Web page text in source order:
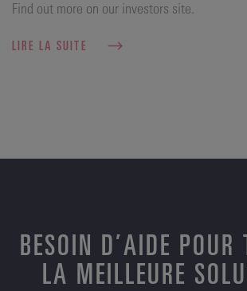
Find out more on our investors site.
LIRE LA SUITE
BESOIN D’AIDE POUR
LA MEILLEURE